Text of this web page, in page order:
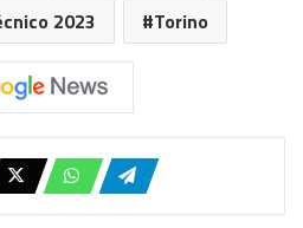
2023
Torino